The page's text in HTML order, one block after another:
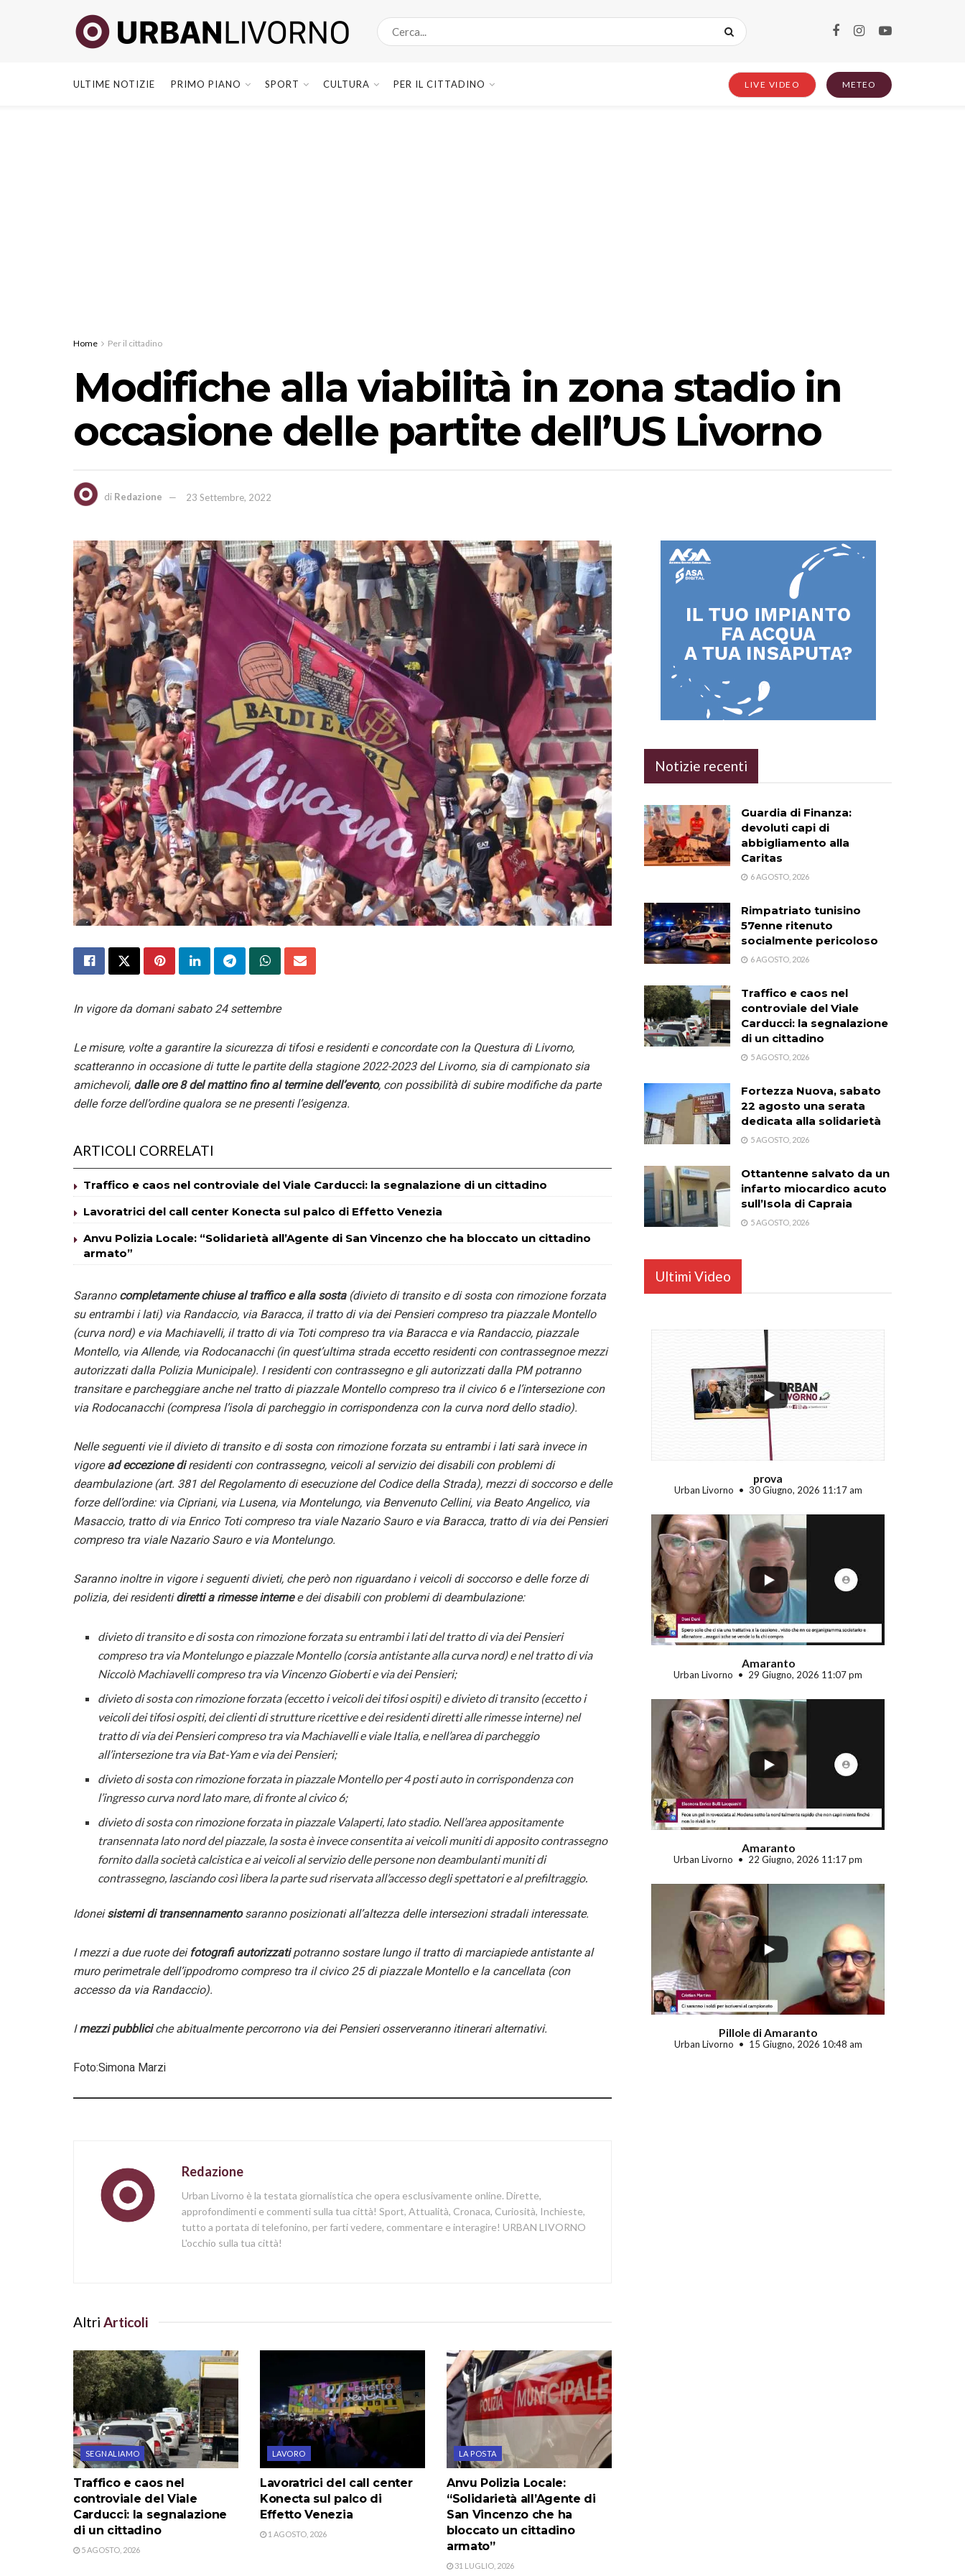
ULTIME NOTIZIE PRIMO PIANO SPORT CULTURA PER IL CITTADINO LIVE VIDEO METEO
Home Per il cittadino
Modifiche alla viabilità in zona stadio in
occasione delle partite dell’US Livorno
di Redazione 23 Settembre, 2022
In vigore da domani sabato 24 settembre
Le misure, volte a garantire la sicurezza di tifosi e residenti e concordate con la Questura di Livorno,
scatteranno in occasione di tutte le partite della stagione 2022-2023 del Livorno, sia di campionato sia
amichevoli, dalle ore 8 del mattino fino al termine dell’evento, con possibilità di subire modifiche da parte
delle forze dell’ordine qualora se ne presenti l’esigenza.
ARTICOLI CORRELATI
Traffico e caos nel controviale del Viale Carducci: la segnalazione di un cittadino
Lavoratrici del call center Konecta sul palco di Effetto Venezia
Anvu Polizia Locale: “Solidarietà all’Agente di San Vincenzo che ha bloccato un cittadino
armato”
Sarannocompletamente chiuse al traffico e alla sosta(divieto di transito e di sosta con rimozione forzata
su entrambi i lati) via Randaccio, via Baracca, iltratto di via dei Pensieri compreso tra piazzale Montello
(curva nord) e via Machiavelli, il tratto di via Toti compreso tra via Baracca e via Randaccio, piazzale
Montello, via Allende, via Rodocanacchi (in quest’ultima strada eccetto residenti con contrassegnoe mezzi
autorizzati dalla Polizia Municipale). I residenti con contrassegnoe gli autorizzati dalla PMpotranno
transitare e parcheggiare anche nel tratto di piazzale Montello compreso tra il civico 6 e l’intersezione con
via Rodocanacchi (compresa l’isola di parcheggioin corrispondenza con la curva nord dello stadio).
Nelle seguenti vie il divieto di transito e di sosta con rimozione forzata su entrambi i lati sarà invece in
vigoread eccezione diresidenti con contrassegno, veicoli al servizio dei disabilicon problemi di
deambulazione(art. 381 del Regolamento di esecuzione del Codice della Strada), mezzi di soccorso e delle
forze dell’ordine: via Cipriani, via Lusena, via Montelungo, via Benvenuto Cellini, via Beato Angelico, via
Masaccio, tratto di via Enrico Toti compreso tra viale Nazario Sauro e via Baracca, tratto di via dei Pensieri
compreso tra viale Nazario Sauro e via Montelungo.
Saranno inoltre in vigore i seguenti divieti, che però non riguardano i veicoli di soccorso e delle forze di
polizia, dei residentidiretti a rimesse internee dei disabili con problemi di deambulazione:
divieto di transito e di sosta con rimozione forzata su entrambi i lati del tratto di via dei Pensieri
compreso tra via Montelungo e piazzale Montello (corsia antistante alla curva nord) e nel tratto di via
Niccolò Machiavelli compreso tra via Vincenzo Gioberti e via dei Pensieri;
divieto di sosta con rimozione forzata (eccetto i veicoli dei tifosi ospiti) e divieto di transito (eccetto i
veicoli dei tifosi ospiti, dei clienti di strutture ricettive e dei residenti diretti alle rimesse interne) nel
tratto di via dei Pensieri compreso tra via Machiavelli e viale Italia, e nell’area di parcheggio
all’intersezione tra via Bat-Yam e via dei Pensieri;
divieto di sosta con rimozione forzata in piazzale Montello per 4 posti auto in corrispondenza con
l’ingresso curva nord lato mare, di fronte al civico 6;
divieto di sosta con rimozione forzata in piazzale Valaperti, lato stadio. Nell’area appositamente
transennata lato nord del piazzale, la sosta è invece consentita ai veicoli muniti di apposito contrassegno
fornito dalla società calcistica e ai veicoli al servizio delle persone non deambulanti muniti di
contrassegno, lasciando così libera la parte sud riservata all’accesso degli spettatori e al prefiltraggio.
Idoneisistemi di transennamentosaranno posizionati all’altezza delle intersezioni stradali interessate.
I mezzi a due ruote deifotografi autorizzatipotranno sostare lungo il tratto di marciapiede antistante al
muro perimetrale dell’ippodromo compreso tra il civico 25 di piazzale Montello e la cancellata (con
accesso da via Randaccio).
Imezzi pubbliciche abitualmente percorrono via dei Pensieri osserveranno itinerari alternativi.
Foto:Simona Marzi
Redazione
Urban Livorno è la testata giornalistica che opera esclusivamente online. Dirette,
approfondimenti e commenti sulla tua città! Sport, Attualità, Cronaca, Curiosità, Inchieste,
tutto a portata di telefonino, per farti vedere, commentare e interagire! URBAN LIVORNO
L'occhio sulla tua città!
Altri Articoli
SEGNALIAMO
Traffico e caos nel
controviale del Viale
Carducci: la segnalazione
di un cittadino
5 AGOSTO, 2026
LAVORO
Lavoratrici del call center
Konecta sul palco di
Effetto Venezia
1 AGOSTO, 2026
LA POSTA
Anvu Polizia Locale:
“Solidarietà all’Agente di
San Vincenzo che ha
bloccato un cittadino
armato”
31 LUGLIO, 2026
Notizie recenti
Guardia di Finanza:
devoluti capi di
abbigliamento alla
Caritas
6 AGOSTO, 2026
Rimpatriato tunisino
57enne ritenuto
socialmente pericoloso
6 AGOSTO, 2026
Traffico e caos nel
controviale del Viale
Carducci: la segnalazione
di un cittadino
5 AGOSTO, 2026
Fortezza Nuova, sabato
22 agosto una serata
dedicata alla solidarietà
5 AGOSTO, 2026
Ottantenne salvato da un
infarto miocardico acuto
sull’Isola di Capraia
5 AGOSTO, 2026
Ultimi Video
...
prova
Urban Livorno 30 Giugno, 2026 11:17 am
...
Amaranto
Urban Livorno 29 Giugno, 2026 11:07 pm
...
Amaranto
Urban Livorno 22 Giugno, 2026 11:17 pm
Pillole di Amaranto
Urban Livorno 15 Giugno, 2026 10:48 am